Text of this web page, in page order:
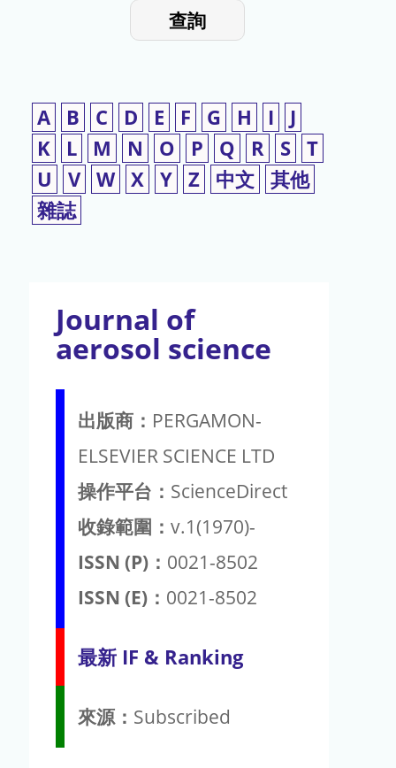
查詢
A B C D E F G H I
J
K
L M N O P Q R S T
U
V W X Y Z 中文 其他
雜誌
Journal of
aerosol science
出版商： PERGAMON-
ELSEVIER SCIENCE LTD
操作平台： ScienceDirect
收錄範圍： v.1(1970)-
ISSN (P)： 0021-8502
ISSN (E)： 0021-8502
最新 IF & Ranking
來源： Subscribed